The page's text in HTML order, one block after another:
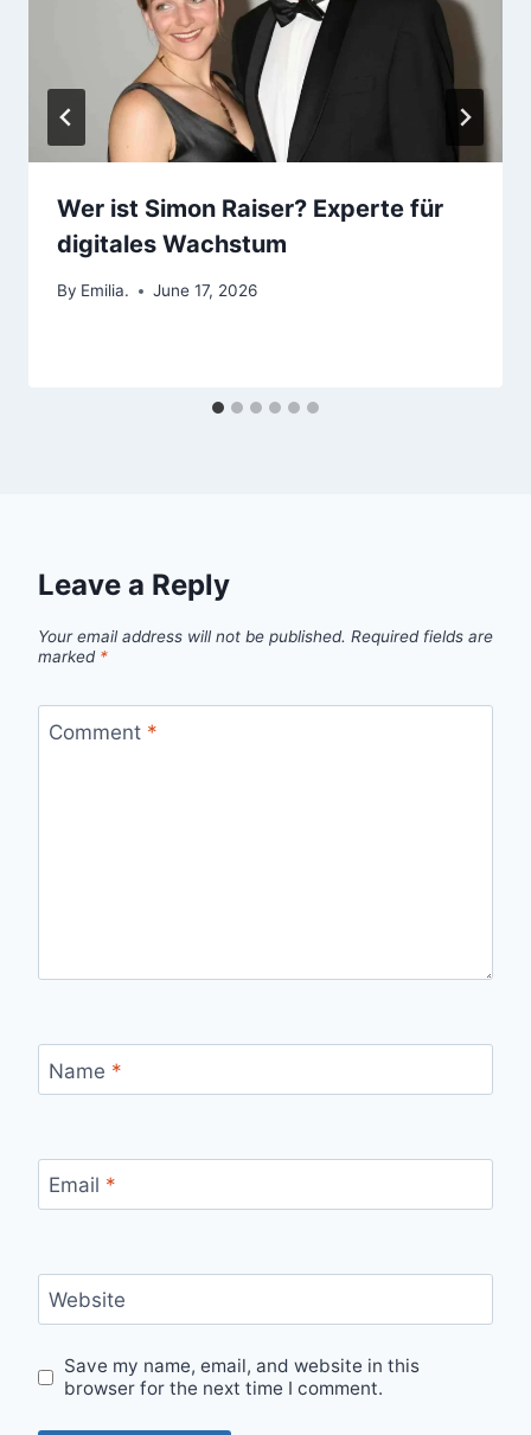
Wer ist Simon Raiser? Experte für
digitales Wachstum
By Emilia. June 17, 2026
Leave a Reply
Your email address will not be published. Required fields are
marked *
Comment *
Name *
Email *
Website
Save my name, email, and website in this
browser for the next time I comment.